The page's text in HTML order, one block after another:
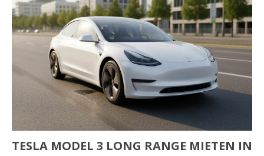
TESLA MODEL 3 LONG RANGE MIETEN IN